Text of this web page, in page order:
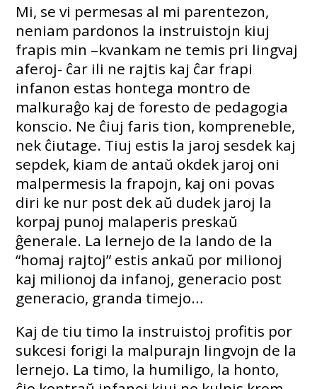
Mi, se vi permesas al mi parentezon,
neniam pardonos la instruistojn kiuj
frapis min –kvankam ne temis pri lingvaj
aferoj- ĉar ili ne rajtis kaj ĉar frapi
infanon estas hontega montro de
malkuraĝo kaj de foresto de pedagogia
konscio. Ne ĉiuj faris tion, kompreneble,
nek ĉiutage. Tiuj estis la jaroj sesdek kaj
sepdek, kiam de antaŭ okdek jaroj oni
malpermesis la frapojn, kaj oni povas
diri ke nur post dek aŭ dudek jaroj la
korpaj punoj malaperis preskaŭ
ĝenerale. La lernejo de la lando de la
“homaj rajtoj” estis ankaŭ por milionoj
kaj milionoj da infanoj, generacio post
generacio, granda timejo…
Kaj de tiu timo la instruistoj profitis por
sukcesi forigi la malpurajn lingvojn de la
lernejo. La timo, la humiligo, la honto,